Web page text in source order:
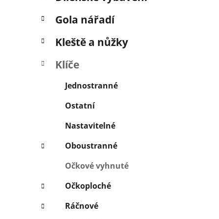
p
n
l
Gola nářadí
Kleště a nůžky
Klíče
Jednostranné
Ostatní
Nastavitelné
Oboustranné
Očkové vyhnuté
Očkoploché
Ráčnové